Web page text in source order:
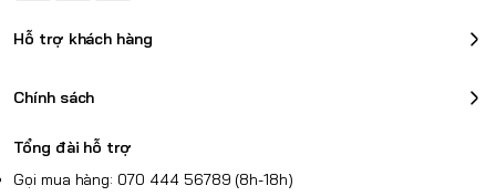
Hỗ trợ khách hàng
Chính sách
Tổng đài hỗ trợ
Gọi mua hàng: 070 444 56789 (8h-18h)